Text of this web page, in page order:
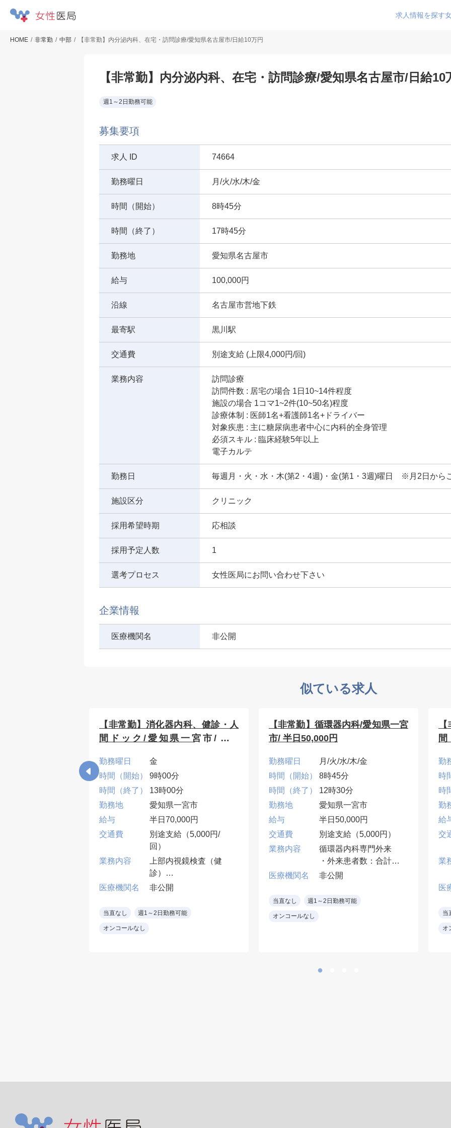
求人情報を探す
HOME 非常勤 中部 【非常勤】内分泌内科、在宅・訪問診療/愛知県名古屋市/日給10万円
【非常勤】内分泌内科、在宅・訪問診療/愛知県名古屋市/日給10
週1～2日勤務可能
募集要項
求人 ID 74664
勤務曜日 月/火/水/木/金
時間（開始） 8時45分
時間（終了） 17時45分
勤務地 愛知県名古屋市
給与 100,000円
沿線 名古屋市営地下鉄
最寄駅 黒川駅
交通費 別途支給 (上限4,000円/回)
業務内容
訪問診療
訪問件数 : 居宅の場合 1日10~14件程度
施設の場合 1コマ1~2件(10~50名)程度
診療体制 : 医師1名+看護師1名+ドライバー
対象疾患 : 主に糖尿病患者中心に内科的全身管理
必須スキル : 臨床経験5年以上
電子カルテ
勤務日 毎週月・火・水・木(第2・4週)・金(第1・3週)曜日 ※月2日から
施設区分 クリニック
採用希望時期 応相談
採用予定人数 1
選考プロセス 女性医局にお問い合わせ下さい
企業情報
医療機関名 非公開
似ている求人
【非常勤】消化器内科、健診・人
間ドック/愛知県一宮市/半日
勤務曜日
金
時間（開始）
9時00分
時間（終了）
13時00分
勤務地
愛知県一宮市
給与
半日70,000円
交通費
別途支給（5,000円/
回）
業務内容
上部内視鏡検査（健
診）
胃カメラ(経口・径鼻）
※電子カルテ
医療機関名 非公開
当直なし 週1～2日勤務可能
オンコールなし
【非常勤】循環器内科/愛知県一宮
市/ 半日50,000円
勤務曜日
月/火/水/木/金
時間（開始）
8時45分
時間（終了）
12時30分
勤務地
愛知県一宮市
給与
半日50,000円
交通費
別途支給（5,000円）
業務内容
循環器内科専門外来
・外来患者数：合計10
～15名/コマ,そのうち
・体制：2診
医療機関名 非公開
当直なし 週1～2日勤務可能
オンコールなし
勤
時
時
勤
給
交
業
医
当
オ